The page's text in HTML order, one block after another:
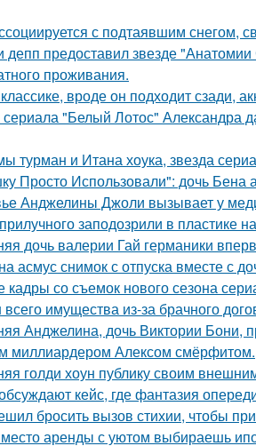
с подтаявшим снегом,
предоставил звезде
проживания.
вроде он подходит сзади,
сериала "Белый Лотос" Александра
турман и Итана хоука, звезда
Просто Использовали": дочь
Анджелины Джоли вызывает у
заподозрили в пластике
дочь валерии Гай германики
асмус снимок с отпуска вместе с
кадры со съемок нового сезона
имущества из-за брачного
Анджелина, дочь Виктории Бони,
миллиардером Алексом смёрфитом.
голди хоун публику своим
кейс, где фантазия
бросить вызов стихии, чтобы
аренды с уютом выбираешь